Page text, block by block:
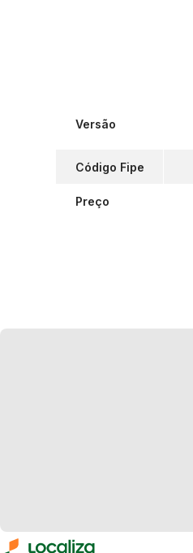
Versão
Código Fipe
Preço